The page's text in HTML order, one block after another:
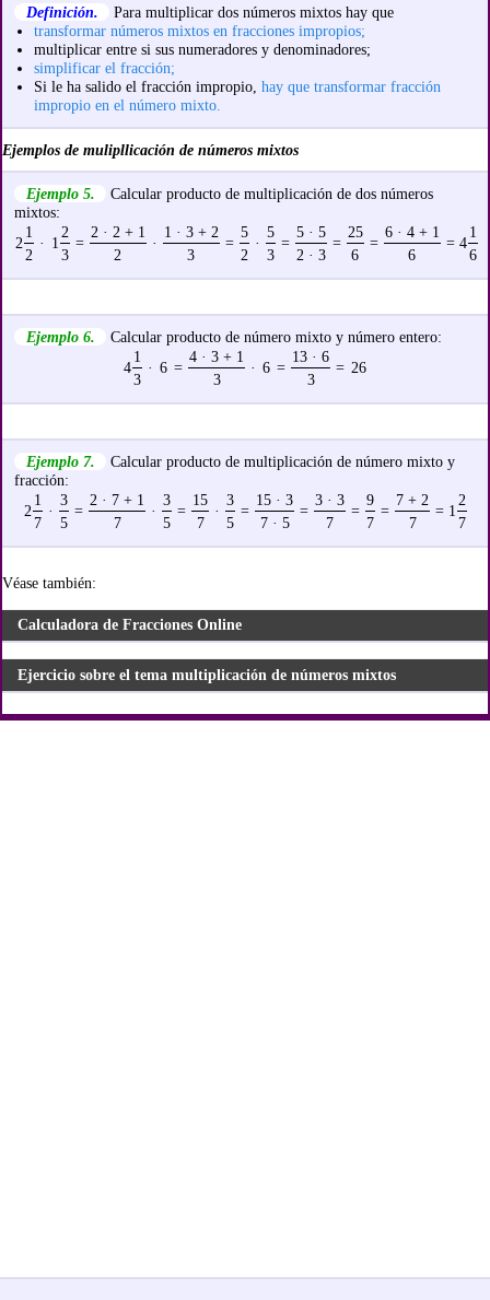
Definición.
Para multiplicar dos números mixtos hay que
transformar números mixtos en fracciones impropios;
multiplicar entre si sus numeradores y denominadores;
simplificar el fracción;
Si le ha salido el fracción impropio, hay que transformar fracción
impropio en el número mixto.
Ejemplos de mulipllicación de números mixtos
Ejemplo 5.
Calcular producto de multiplicación de dos números
mixtos:
2
1
· 1
2
=
2 · 2 + 1
·
1 · 3 + 2
=
5
·
5
=
5 · 5
=
25
=
6 · 4 + 1
= 4
1
2
3 2 3 2 3 2 · 3 6 6 6
Ejemplo 6.
Calcular producto de número mixto y número entero:
4
1
· 6 =
4 · 3 + 1
· 6 =
13 · 6
= 26
3 3 3
Ejemplo 7.
Calcular producto de multiplicación de número mixto y
fracción:
2
1
·
3
=
2 · 7 + 1
·
3
=
15
·
3
=
15 · 3
=
3 · 3
=
9
=
7 + 2
= 1
2
7
5 7 5 7 5 7 · 5 7 7 7 7
Véase también:
Calculadora de Fracciones Online
Ejercicio sobre el tema multiplicación de números mixtos